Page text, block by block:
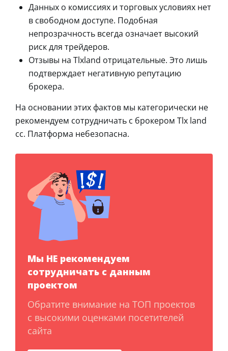
Данных о комиссиях и торговых условиях нет
в свободном доступе. Подобная
непрозрачность всегда означает высокий
риск для трейдеров.
Отзывы на Tlxland отрицательные. Это лишь
подтверждает негативную репутацию
брокера.
На основании этих фактов мы категорически не
рекомендуем сотрудничать с брокером Tlx land
cc. Платформа небезопасна.
Мы НЕ рекомендуем
сотрудничать с данным
проектом
Обратите внимание на ТОП проектов
с высокими оценками посетителей
сайта